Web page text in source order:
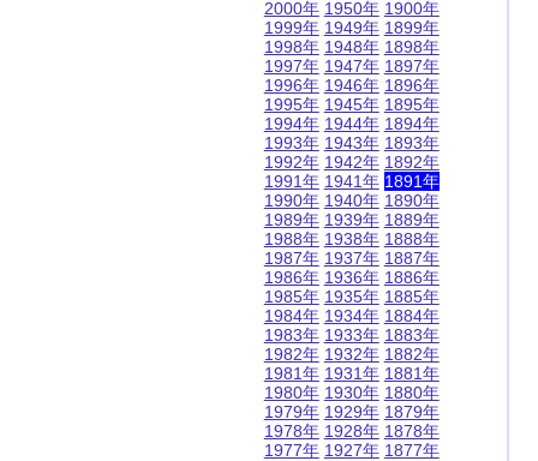
2000年
1999年
1998年
1997年
1996年
1995年
1994年
1993年
1992年
1991年
1990年
1989年
1988年
1987年
1986年
1985年
1984年
1983年
1982年
1981年
1980年
1979年
1978年
1977年
1950年
1949年
1948年
1947年
1946年
1945年
1944年
1943年
1942年
1941年
1940年
1939年
1938年
1937年
1936年
1935年
1934年
1933年
1932年
1931年
1930年
1929年
1928年
1927年
1900年
1899年
1898年
1897年
1896年
1895年
1894年
1893年
1892年
1891年
1890年
1889年
1888年
1887年
1886年
1885年
1884年
1883年
1882年
1881年
1880年
1879年
1878年
1877年